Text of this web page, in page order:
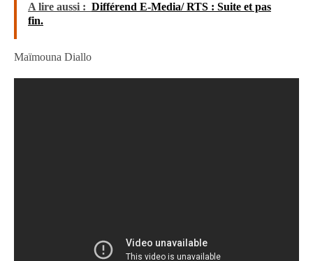
A lire aussi : Différend E-Media/ RTS : Suite et pas
fin.
Maïmouna Diallo